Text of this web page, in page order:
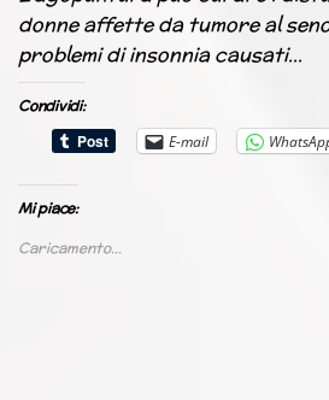
donne affette da tumore al
problemi di insonnia causati…
Condividi:
E-mail
Mi piace:
Caricamento...